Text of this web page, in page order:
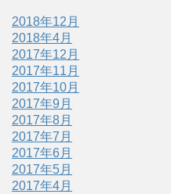
2018年12月
2018年4月
2017年12月
2017年11月
2017年10月
2017年9月
2017年8月
2017年7月
2017年6月
2017年5月
2017年4月